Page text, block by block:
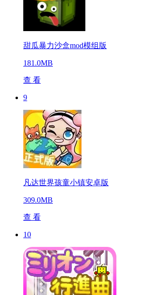
甜瓜暴力沙盒mod模组版
181.0MB
查 看
9
凡达世界孩童小镇安卓版
309.0MB
查 看
10